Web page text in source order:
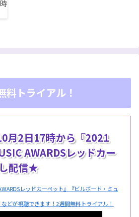
トライアル！
月2日17時から『2021
AWARDSレッドカー
配信★
レッドカーペット』『ビルボード・ミュ
どが視聴できます！2週間無料トライアル！